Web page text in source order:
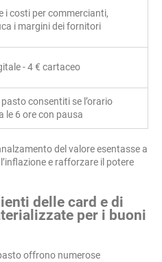
i costi per commercianti,
i margini dei fornitori
- 4 € cartaceo
consentiti se l’orario
le 6 ore con pausa
del valore esentasse a
e rafforzare il potere
delle card e di
per i buoni
offrono numerose